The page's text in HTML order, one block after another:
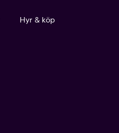
Hyr & köp